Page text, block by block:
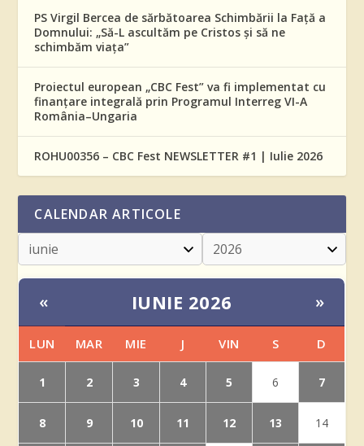
PS Virgil Bercea de sărbătoarea Schimbării la Față a
Domnului: „Să-L ascultăm pe Cristos și să ne
schimbăm viața”
Proiectul european „CBC Fest” va fi implementat cu
finanțare integrală prin Programul Interreg VI-A
România–Ungaria
ROHU00356 – CBC Fest NEWSLETTER #1 | Iulie 2026
CALENDAR ARTICOLE
« IUNIE 2026 »
LUN MAR MIE J VIN S D
1 2 3 4 5 6 7
8 9 10 11 12 13 14